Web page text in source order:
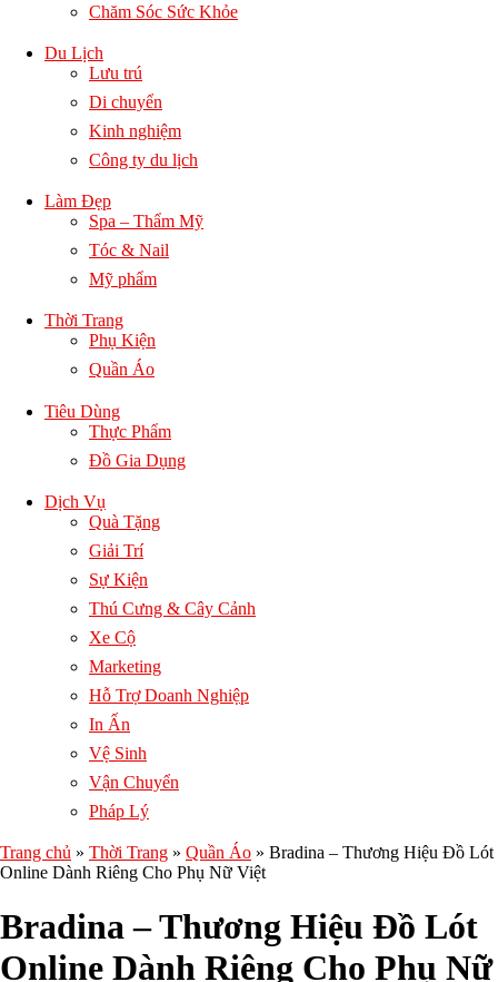
Chăm Sóc Sức Khỏe
Du Lịch
Lưu trú
Di chuyển
Kinh nghiệm
Công ty du lịch
Làm Đẹp
Spa – Thẩm Mỹ
Tóc & Nail
Mỹ phẩm
Thời Trang
Phụ Kiện
Quần Áo
Tiêu Dùng
Thực Phẩm
Đồ Gia Dụng
Dịch Vụ
Quà Tặng
Giải Trí
Sự Kiện
Thú Cưng & Cây Cảnh
Xe Cộ
Marketing
Hỗ Trợ Doanh Nghiệp
In Ấn
Vệ Sinh
Vận Chuyển
Pháp Lý
Trang chủ » Thời Trang » Quần Áo » Bradina – Thương Hiệu Đồ Lót
Online Dành Riêng Cho Phụ Nữ Việt
Bradina – Thương Hiệu Đồ Lót
Online Dành Riêng Cho Phụ Nữ